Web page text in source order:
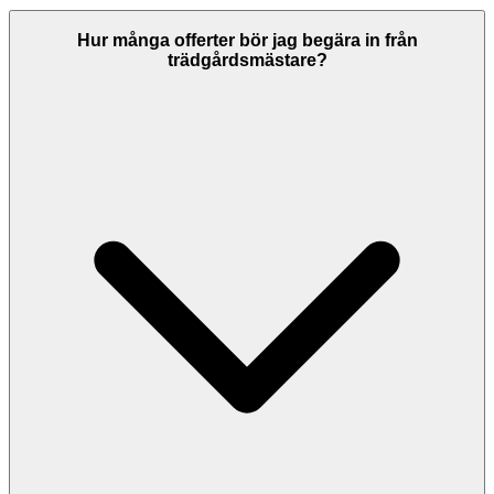
Om du inte är nöjd med arbetet ska du först kontakta
trädgårdsmästare och ge dem möjlighet att åtgärda bristerna. Seriösa
företag ger garantier på sitt arbete. Om ni inte kommer överens kan
Hur många offerter bör jag begära in från
trädgårdsmästare?